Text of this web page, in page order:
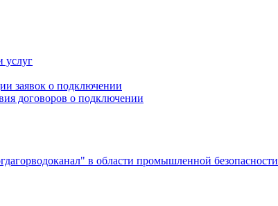
услуг
заявок о подключении
договоров о подключении
в области промышленной безопасности